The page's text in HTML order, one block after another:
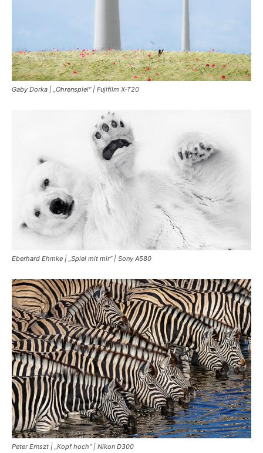
Gaby Dorka | „Ohrenspiel“ | Fujifilm X-T20
Eberhard Ehmke | „Spiel mit mir“ | Sony A580
Peter Ernszt | „Kopf hoch“ | Nikon D300